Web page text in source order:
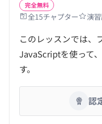
全15チャプター 演
完全無料
このレッスンでは、
JavaScriptを使って
す。
認